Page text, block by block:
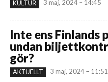
KULTUR 3 maj, 2024 – 14:45
Inte ens Finlands
undan
gör?
AKTUELLT 3 maj, 2024 – 11:51